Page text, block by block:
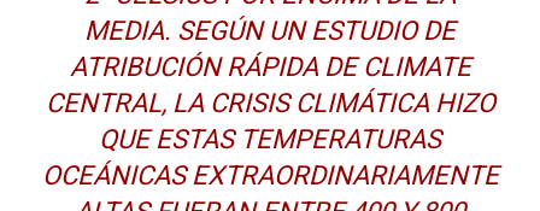
MEDIA. SEGÚN UN ESTUDIO DE
ATRIBUCIÓN RÁPIDA DE CLIMATE
CENTRAL, LA CRISIS CLIMÁTICA HIZO
QUE ESTAS TEMPERATURAS
OCEÁNICAS EXTRAORDINARIAMENTE